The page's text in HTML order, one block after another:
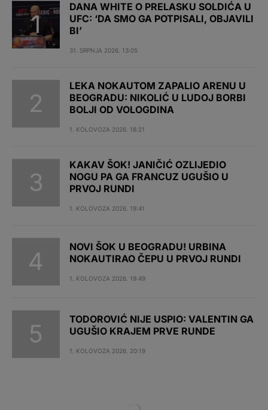
DANA WHITE O PRELASKU SOLDIĆA U
UFC: ‘DA SMO GA POTPISALI, OBJAVILI
BI’
31. SRPNJA 2026. 13:05
LEKA NOKAUTOM ZAPALIO ARENU U
BEOGRADU: NIKOLIĆ U LUDOJ BORBI
BOLJI OD VOLOGDINA
1. KOLOVOZA 2026. 18:21
KAKAV ŠOK! JANIČIĆ OZLIJEDIO
NOGU PA GA FRANCUZ UGUŠIO U
PRVOJ RUNDI
1. KOLOVOZA 2026. 19:41
NOVI ŠOK U BEOGRADU! URBINA
NOKAUTIRAO ČEPU U PRVOJ RUNDI
1. KOLOVOZA 2026. 19:49
TODOROVIĆ NIJE USPIO: VALENTIN GA
UGUŠIO KRAJEM PRVE RUNDE
1. KOLOVOZA 2026. 20:19